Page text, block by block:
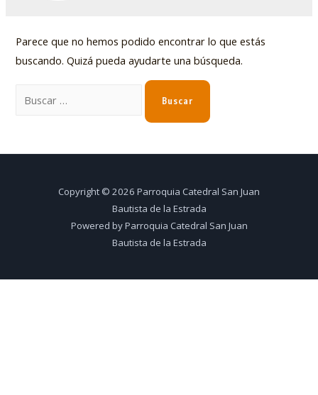
Parece que no hemos podido encontrar lo que estás
buscando. Quizá pueda ayudarte una búsqueda.
Copyright © 2026 Parroquia Catedral San Juan
Bautista de la Estrada
Powered by Parroquia Catedral San Juan
Bautista de la Estrada